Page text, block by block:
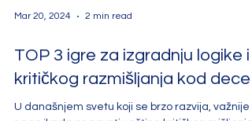
TOP 3 igre za izgradnju logike i
kritičkog razmišljanja kod dece